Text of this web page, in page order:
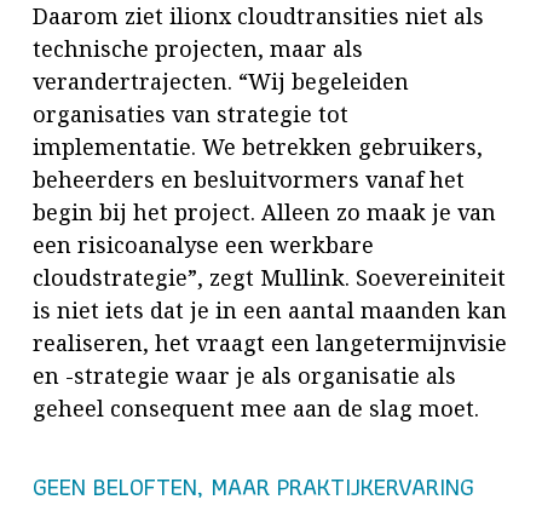
Daarom ziet ilionx cloudtransities niet als
technische projecten, maar als
verandertrajecten. “Wij begeleiden
organisaties van strategie tot
implementatie. We betrekken gebruikers,
beheerders en besluitvormers vanaf het
begin bij het project. Alleen zo maak je van
een risicoanalyse een werkbare
cloudstrategie”, zegt Mullink. Soevereiniteit
is niet iets dat je in een aantal maanden kan
realiseren, het vraagt een langetermijnvisie
en -strategie waar je als organisatie als
geheel consequent mee aan de slag moet.
GEEN BELOFTEN, MAAR PRAKTIJKERVARING